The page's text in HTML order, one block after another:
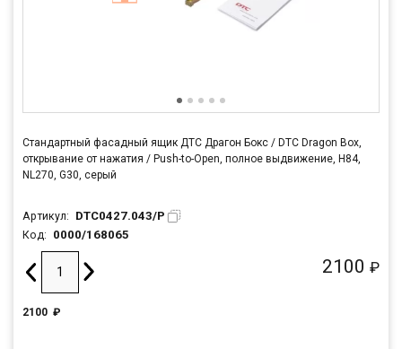
Стандартный фасадный ящик ДТС Драгон Бокс / DTC Dragon Box,
открывание от нажатия / Push-to-Open, полное выдвижение, H84,
NL270, G30, серый
Артикул: DTC0427.043/P
Код: 0000/168065
2100 ₽
2100 ₽